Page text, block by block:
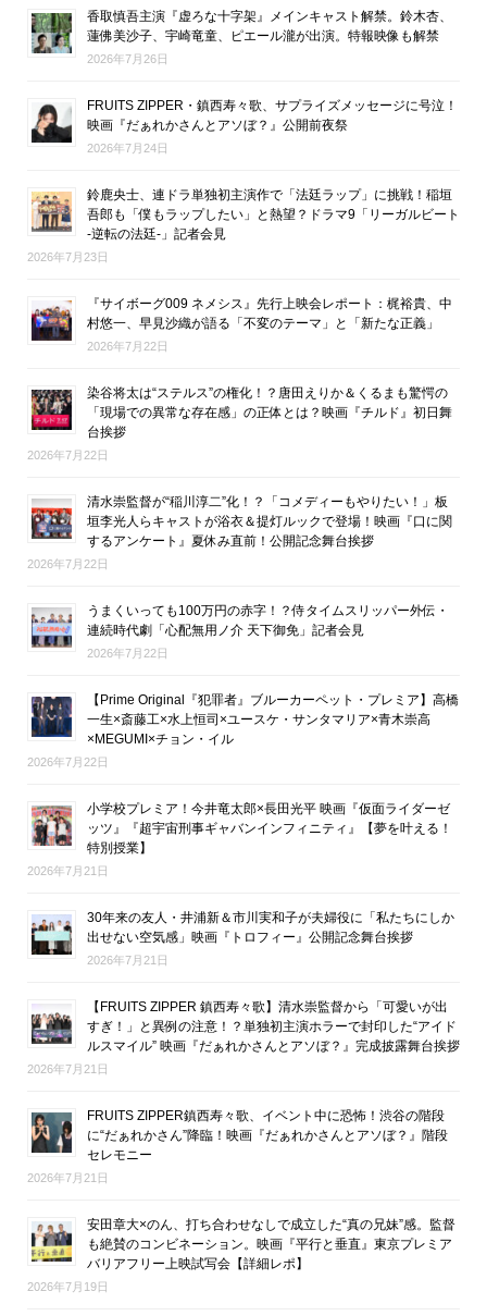
香取慎吾主演『虚ろな十字架』メインキャスト解禁。鈴木杏、
蓮佛美沙子、宇崎竜童、ピエール瀧が出演。特報映像も解禁
2026年7月26日
FRUITS ZIPPER・鎮西寿々歌、サプライズメッセージに号泣！
映画『だぁれかさんとアソぼ？』公開前夜祭
2026年7月24日
鈴鹿央士、連ドラ単独初主演作で「法廷ラップ」に挑戦！稲垣
吾郎も「僕もラップしたい」と熱望？ドラマ9「リーガルビート
-逆転の法廷-」記者会見
2026年7月23日
『サイボーグ009 ネメシス』先行上映会レポート：梶裕貴、中
村悠一、早見沙織が語る「不変のテーマ」と「新たな正義」
2026年7月22日
染谷将太は“ステルス”の権化！？唐田えりか＆くるまも驚愕の
「現場での異常な存在感」の正体とは？映画『チルド』初日舞
台挨拶
2026年7月22日
清水崇監督が“稲川淳二”化！？「コメディーもやりたい！」板
垣李光人らキャストが浴衣＆提灯ルックで登場！映画『口に関
するアンケート』夏休み直前！公開記念舞台挨拶
2026年7月22日
うまくいっても100万円の赤字！？侍タイムスリッパー外伝・
連続時代劇「心配無用ノ介 天下御免」記者会見
2026年7月22日
【Prime Original『犯罪者』ブルーカーペット・プレミア】高橋
一生×斎藤工×水上恒司×ユースケ・サンタマリア×青木崇高
×MEGUMI×チョン・イル
2026年7月22日
小学校プレミア！今井竜太郎×長田光平 映画『仮面ライダーゼ
ッツ』『超宇宙刑事ギャバンインフィニティ』【夢を叶える！
特別授業】
2026年7月21日
30年来の友人・井浦新＆市川実和子が夫婦役に「私たちにしか
出せない空気感」映画『トロフィー』公開記念舞台挨拶
2026年7月21日
【FRUITS ZIPPER 鎮西寿々歌】清水崇監督から「可愛いが出
すぎ！」と異例の注意！？単独初主演ホラーで封印した“アイド
ルスマイル” 映画『だぁれかさんとアソぼ？』完成披露舞台挨拶
2026年7月21日
FRUITS ZIPPER鎮西寿々歌、イベント中に恐怖！渋谷の階段
に“だぁれかさん”降臨！映画『だぁれかさんとアソぼ？』階段
セレモニー
2026年7月21日
安田章大×のん、打ち合わせなしで成立した“真の兄妹”感。監督
も絶賛のコンビネーション。映画『平行と垂直』東京プレミア
バリアフリー上映試写会【詳細レポ】
2026年7月19日